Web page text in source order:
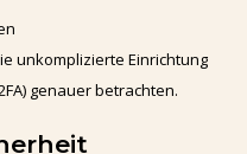
unkomplizierte Einrichtung
genauer betrachten.